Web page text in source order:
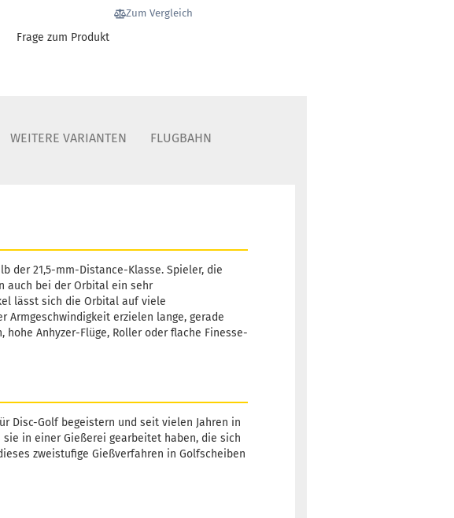
Zum Vergleich
Frage zum Produkt
WEITERE VARIANTEN FLUGBAHN
der 21,5-mm-Distance-Klasse. Spieler, die
auch bei der Orbital ein sehr
lässt sich die Orbital auf viele
Armgeschwindigkeit erzielen lange, gerade
Anhyzer-Flüge, Roller oder flache Finesse-
Disc-Golf begeistern und seit vielen Jahren in
in einer Gießerei gearbeitet haben, die sich
zweistufige Gießverfahren in Golfscheiben